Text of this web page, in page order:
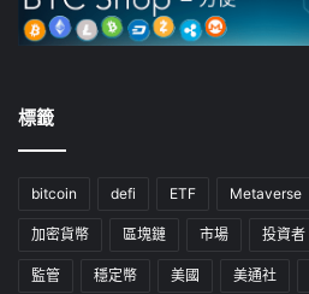
標籤
bitcoin defi ETF Metaverse
加密貨幣 區塊鏈 市場 投資者
監管 穩定幣 美國 美通社